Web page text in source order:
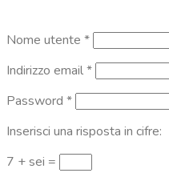
Nome utente *Richiesto
Indirizzo email*Richiesto
Password *Richiesto
Inserisci una risposta in cifre:
7 + sei =